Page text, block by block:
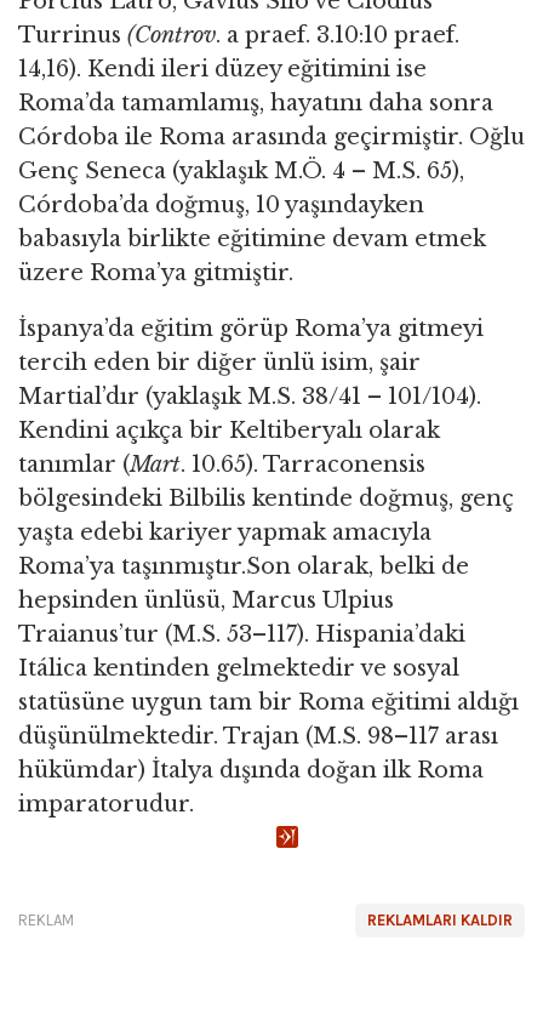
Turrinus (Controv. a praef. 3.10:10 praef.
14,16). Kendi ileri düzey eğitimini ise
Roma’da tamamlamış, hayatını daha sonra
Córdoba ile Roma arasında geçirmiştir. Oğlu
Genç Seneca (yaklaşık M.Ö. 4 – M.S. 65),
Córdoba’da doğmuş, 10 yaşındayken
babasıyla birlikte eğitimine devam etmek
üzere Roma’ya gitmiştir.
İspanya’da eğitim görüp Roma’ya gitmeyi
tercih eden bir diğer ünlü isim, şair
Martial’dır (yaklaşık M.S. 38/41 – 101/104).
Kendini açıkça bir Keltiberyalı olarak
tanımlar (Mart. 10.65). Tarraconensis
bölgesindeki Bilbilis kentinde doğmuş, genç
yaşta edebi kariyer yapmak amacıyla
Roma’ya taşınmıştır.Son olarak, belki de
hepsinden ünlüsü, Marcus Ulpius
Traianus’tur (M.S. 53–117). Hispania’daki
Itálica kentinden gelmektedir ve sosyal
statüsüne uygun tam bir Roma eğitimi aldığı
düşünülmektedir. Trajan (M.S. 98–117 arası
hükümdar) İtalya dışında doğan ilk Roma
imparatorudur.
REKLAMLARI KALDIR
REKLAM